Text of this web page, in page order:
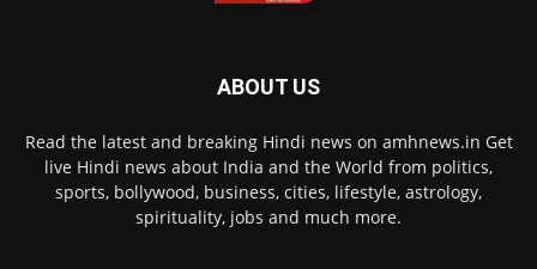
ABOUT US
Read the latest and breaking Hindi news on amhnews.in Get
live Hindi news about India and the World from politics,
sports, bollywood, business, cities, lifestyle, astrology,
spirituality, jobs and much more.